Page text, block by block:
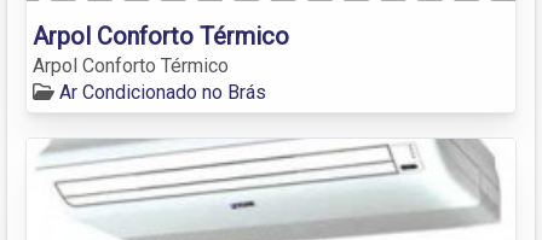
Arpol Conforto Térmico
Arpol Conforto Térmico
Ar Condicionado no Brás